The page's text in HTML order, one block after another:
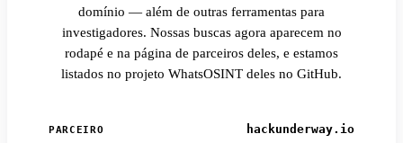
domínio — além de outras ferramentas para
investigadores. Nossas buscas agora aparecem no
rodapé e na página de parceiros deles, e estamos
listados no projeto WhatsOSINT deles no GitHub.
PARCEIRO hackunderway.io